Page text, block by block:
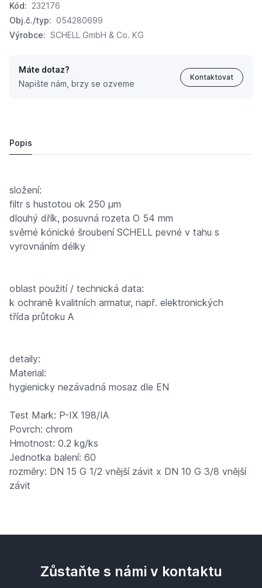
Kód: 232176
Obj.č./typ: 054280699
Výrobce: SCHELL GmbH & Co. KG
Máte dotaz?
Napište nám, brzy se ozveme
Kontaktovat
Popis
složení:
filtr s hustotou ok 250 µm
dlouhý dřík, posuvná rozeta O 54 mm
svěrné kónické šroubení SCHELL pevné v tahu s
vyrovnáním délky
oblast použití / technická data:
k ochraně kvalitních armatur, např. elektronických
třída průtoku A
detaily:
Material:
hygienicky nezávadná mosaz dle EN
Test Mark: P-IX 198/IA
Povrch: chrom
Hmotnost: 0.2 kg/ks
Jednotka balení: 60
rozměry: DN 15 G 1/2 vnější závit x DN 10 G 3/8 vnější
závit
Zůstaňte s námi v kontaktu